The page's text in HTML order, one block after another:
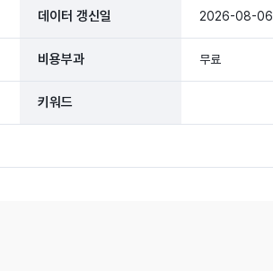
데이터 갱신일 2026-08-06
비용부과 무료
키워드